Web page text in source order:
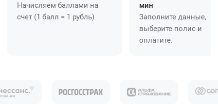
Начисляем баллами на
счет (1 балл = 1 рубль)
мин
Заполните данные,
выберите полис и
оплатите.